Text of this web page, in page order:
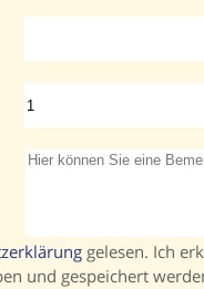
gelesen. Ich
und gespeichert